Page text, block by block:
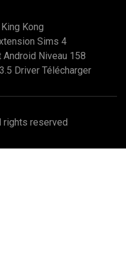
Kong
Sims 4
Niveau 158
Driver Télécharger
rights reserved